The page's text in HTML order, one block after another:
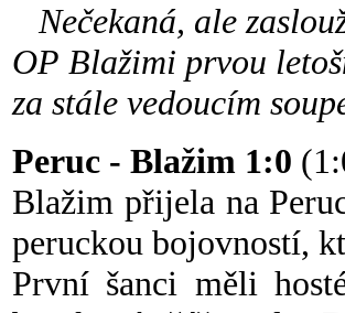
Nečekaná, ale
OP Blažimi prvou
za stále vedoucím
Peruc - Blažim 1:0
Blažim přijela na
peruckou bojovností,
První šanci měli